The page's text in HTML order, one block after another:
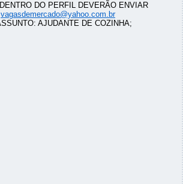
DO PERFIL DEVERÃO ENVIAR
vagasdemercado@yahoo.com.br
AJUDANTE DE COZINHA;